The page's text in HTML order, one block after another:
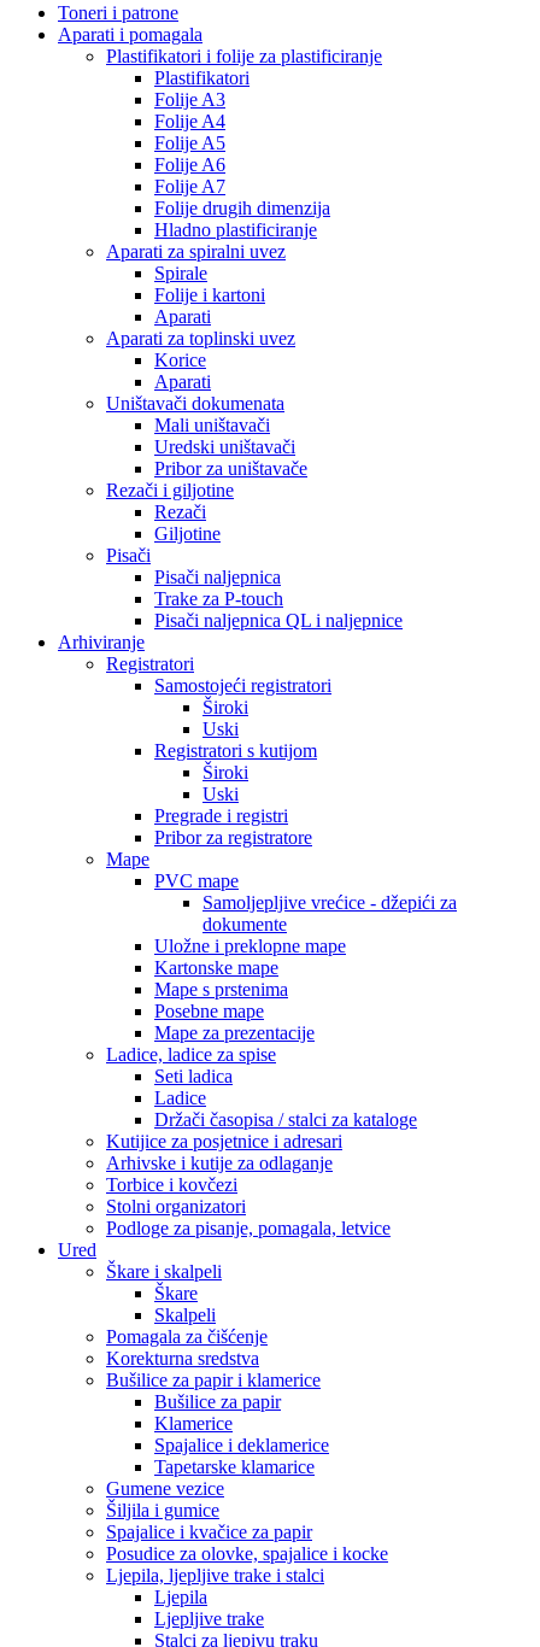
Toneri i patrone
Aparati i pomagala
Plastifikatori i folije za plastificiranje
Plastifikatori
Folije A3
Folije A4
Folije A5
Folije A6
Folije A7
Folije drugih dimenzija
Hladno plastificiranje
Aparati za spiralni uvez
Spirale
Folije i kartoni
Aparati
Aparati za toplinski uvez
Korice
Aparati
Uništavači dokumenata
Mali uništavači
Uredski uništavači
Pribor za uništavače
Rezači i giljotine
Rezači
Giljotine
Pisači
Pisači naljepnica
Trake za P-touch
Pisači naljepnica QL i naljepnice
Arhiviranje
Registratori
Samostojeći registratori
Široki
Uski
Registratori s kutijom
Široki
Uski
Pregrade i registri
Pribor za registratore
Mape
PVC mape
Samoljepljive vrećice - džepići za
dokumente
Uložne i preklopne mape
Kartonske mape
Mape s prstenima
Posebne mape
Mape za prezentacije
Ladice, ladice za spise
Seti ladica
Ladice
Držači časopisa / stalci za kataloge
Kutijice za posjetnice i adresari
Arhivske i kutije za odlaganje
Torbice i kovčezi
Stolni organizatori
Podloge za pisanje, pomagala, letvice
Ured
Škare i skalpeli
Škare
Skalpeli
Pomagala za čišćenje
Korekturna sredstva
Bušilice za papir i klamerice
Bušilice za papir
Klamerice
Spajalice i deklamerice
Tapetarske klamarice
Gumene vezice
Šiljila i gumice
Spajalice i kvačice za papir
Posudice za olovke, spajalice i kocke
Ljepila, ljepljive trake i stalci
Ljepila
Ljepljive trake
Stalci za ljepivu traku